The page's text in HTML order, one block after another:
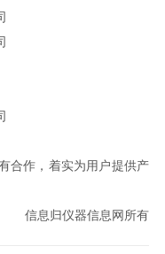
合作，着实为用户提供产
信息归仪器信息网所有